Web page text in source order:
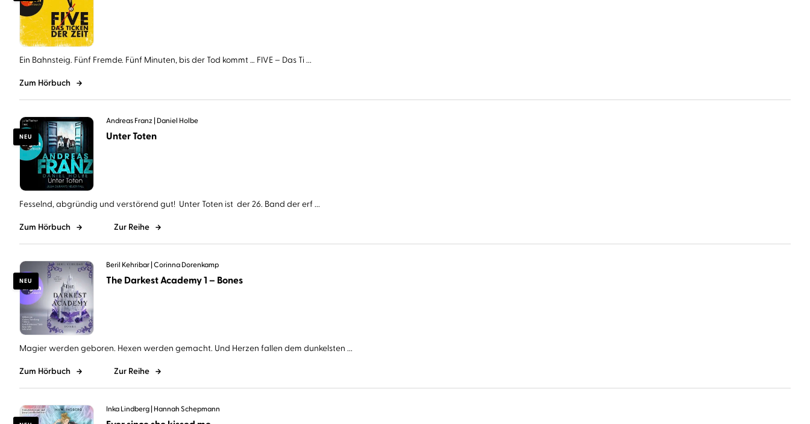
Ein Bahnsteig. Fünf Fremde. Fünf Minuten, bis der Tod kommt … FIVE – Das Ti ...
Zum Hörbuch
NEU
Andreas Franz Daniel Holbe
Unter Toten
Fesselnd, abgründig und verstörend gut! Unter Toten ist der 26. Band der erf ...
Zum Hörbuch Zur Reihe
NEU
Beril Kehribar Corinna Dorenkamp
The Darkest Academy 1 – Bones
Magier werden geboren. Hexen werden gemacht. Und Herzen fallen dem dunkelsten ...
Zum Hörbuch Zur Reihe
Inka Lindberg Hannah Schepmann